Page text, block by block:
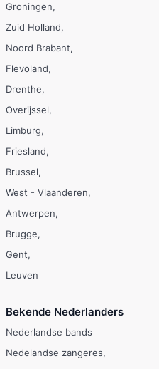
Groningen
Zuid Holland
Noord Brabant
Flevoland
Drenthe
Overijssel
Limburg
Friesland
Brussel
West - Vlaanderen
Antwerpen
Brugge
Gent
Leuven
Bekende Nederlanders
Nederlandse bands
Nedelandse zangeres